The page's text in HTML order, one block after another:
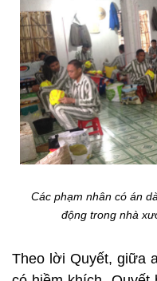
Các phạm nhân có án
động trong nhà
Theo lời Quyết, giữa